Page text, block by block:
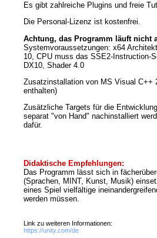
Es gibt zahlreiche Plugins und freie
Die Personal-Lizenz ist kostenfrei.
Achtung, das Programm läuft nicht
Systemvoraussetzungen: x64
10, CPU muss das SSE2-Instruction-
DX10, Shader 4.0
Zusatzinstallation von MS Visual C++
enthalten)
Zusätzliche Targets für die
separat "von Hand" nachinstalliert
dafür.
Didaktische Empfehlungen:
Das Programm lässt sich in
(Sprachen, MINT, Kunst, Musik)
eines Spiel vielfältige
werden müssen.
Link zu weiteren Informationen:
https://unity.com/de